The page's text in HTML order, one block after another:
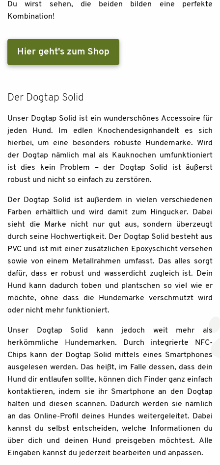
Du wirst sehen, die beiden bilden eine perfekte
Kombination!
Hier geht's zum Shop
Der Dogtap Solid
Unser Dogtap Solid ist ein wunderschönes Accessoire für
jeden Hund. Im edlen Knochendesignhandelt es sich
hierbei, um eine besonders robuste Hundemarke. Wird
der Dogtap nämlich mal als Kauknochen umfunktioniert
ist dies kein Problem – der Dogtap Solid ist äußerst
robust und nicht so einfach zu zerstören.
Der Dogtap Solid ist außerdem in vielen verschiedenen
Farben erhältlich und wird damit zum Hingucker. Dabei
sieht die Marke nicht nur gut aus, sondern überzeugt
durch seine Hochwertigkeit. Der Dogtap Solid besteht aus
PVC und ist mit einer zusätzlichen Epoxyschicht versehen
sowie von einem Metallrahmen umfasst. Das alles sorgt
dafür, dass er robust und wasserdicht zugleich ist. Dein
Hund kann dadurch toben und plantschen so viel wie er
möchte, ohne dass die Hundemarke verschmutzt wird
oder nicht mehr funktioniert.
Unser Dogtap Solid kann jedoch weit mehr als
herkömmliche Hundemarken. Durch integrierte NFC-
Chips kann der Dogtap Solid mittels eines Smartphones
ausgelesen werden. Das heißt, im Falle dessen, dass dein
Hund dir entlaufen sollte, können dich Finder ganz einfach
kontaktieren, indem sie ihr Smartphone an den Dogtap
halten und diesen scannen. Dadurch werden sie nämlich
an das Online-Profil deines Hundes weitergeleitet. Dabei
kannst du selbst entscheiden, welche Informationen du
über dich und deinen Hund preisgeben möchtest. Alle
Eingaben kannst du jederzeit bearbeiten und anpassen.